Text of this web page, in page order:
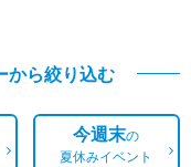
から絞り込む
今週末の
夏休みイベント